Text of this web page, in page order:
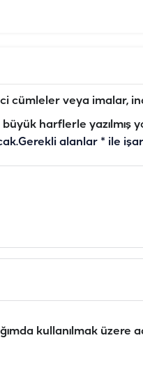
cümleler veya imalar,
harflerle yazılmış
Gerekli alanlar * ile
kullanılmak üzere